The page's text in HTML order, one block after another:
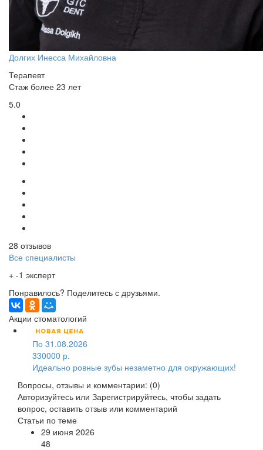
Долгих Инесса Михайловна
Терапевт
Стаж более 23 лет
5.0
28 отзывов
Все специалисты
+ -1 эксперт
Понравилось? Поделитесь с друзьями.
Акции стоматологий
По 31.08.2026
330000 р.
Идеально ровные зубы незаметно для окружающих!
Вопросы, отзывы и комментарии: (0)
Авторизуйтесь или Зарегистрируйтесь, чтобы задать
вопрос, оставить отзыв или комментарий
Статьи по теме
29 июня 2026
48